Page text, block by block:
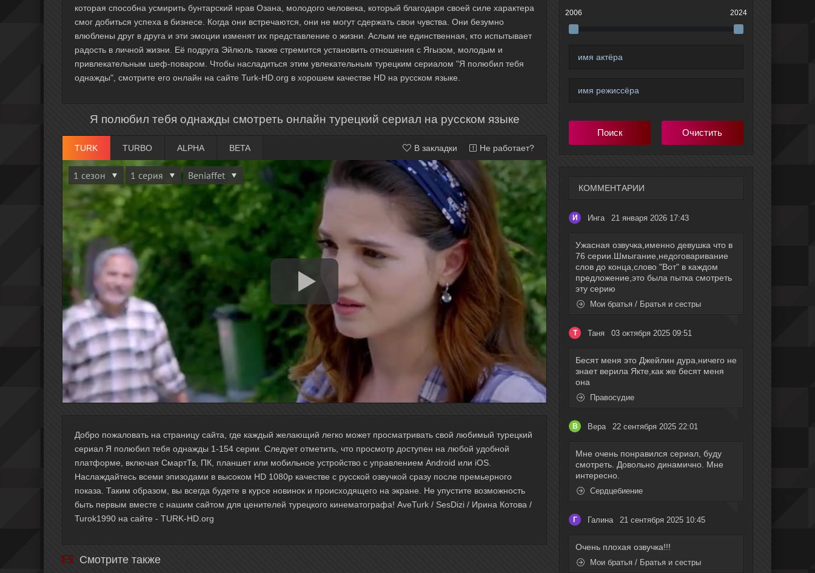
2006 2024
КОММЕНТАРИИ
И Инга 21 января 2026 17:43
Ужасная озвучка,именно девушка что в
76 серии.Шмыгание,недоговаривание
слов до конца,слово "Вот" в каждом
предложение,это была пытка смотреть
эту серию
Мои братья / Братья и сестры
Т Таня 03 октября 2025 09:51
Бесят меня это Джейлин дура,ничего не
знает верила Якте,как же бесят меня
она
Правосудие
В Вера 22 сентября 2025 22:01
Мне очень понравился сериал, буду
смотреть. Довольно динамично. Мне
интересно.
Сердцебиение
Г Галина 21 сентября 2025 10:45
Очень плохая озвучка!!!
Мои братья / Братья и сестры
которая способна усмирить бунтарский нрав Озана, молодого человека, который благодаря своей силе характера
смог добиться успеха в бизнесе. Когда они встречаются, они не могут сдержать свои чувства. Они безумно
влюблены друг в друга и эти эмоции изменят их представление о жизни. Аслым не единственная, кто испытывает
радость в личной жизни. Её подруга Эйлюль также стремится установить отношения с Ягызом, молодым и
привлекательным шеф-поваром. Чтобы насладиться этим увлекательным турецким сериалом "Я полюбил тебя
однажды", смотрите его онлайн на сайте Turk-HD.org в хорошем качестве HD на русском языке.
Я полюбил тебя однажды смотреть онлайн турецкий сериал на русском языке
TURK TURBO ALPHA BETA В закладки Не работает?
Добро пожаловать на страницу сайта, где каждый желающий легко может просматривать свой любимый турецкий
сериал Я полюбил тебя однажды 1-154 серии. Следует отметить, что просмотр доступен на любой удобной
платформе, включая СмартТв, ПК, планшет или мобильное устройство с управлением Android или iOS.
Наслаждайтесь всеми эпизодами в высоком HD 1080p качестве с русской озвучкой сразу после премьерного
показа. Таким образом, вы всегда будете в курсе новинок и происходящего на экране. Не упустите возможность
быть первым вместе с нашим сайтом для ценителей турецкого кинематографа! AveTurk / SesDizi / Ирина Котова /
Turok1990 на сайте - TURK-HD.org
Смотрите также